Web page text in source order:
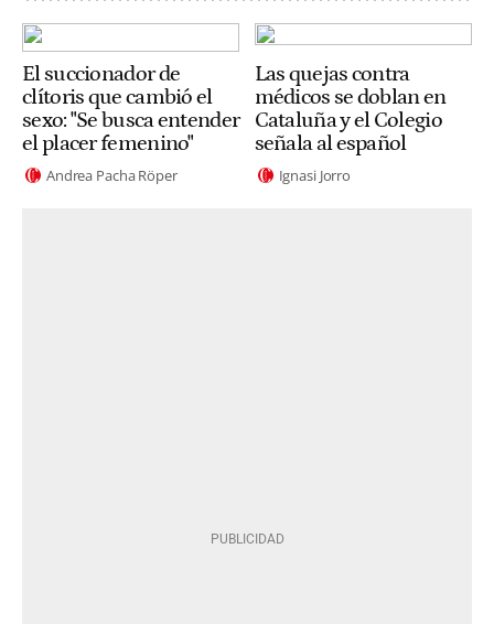
El succionador de
clítoris que cambió el
sexo: "Se busca entender
el placer femenino"
Andrea Pacha Röper
Las quejas contra
médicos se doblan en
Cataluña y el Colegio
señala al español
Ignasi Jorro